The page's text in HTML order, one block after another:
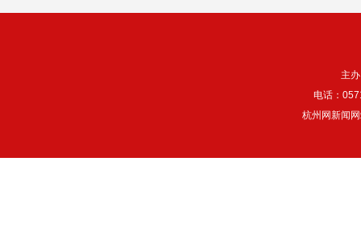
主
电话：
杭州网新闻